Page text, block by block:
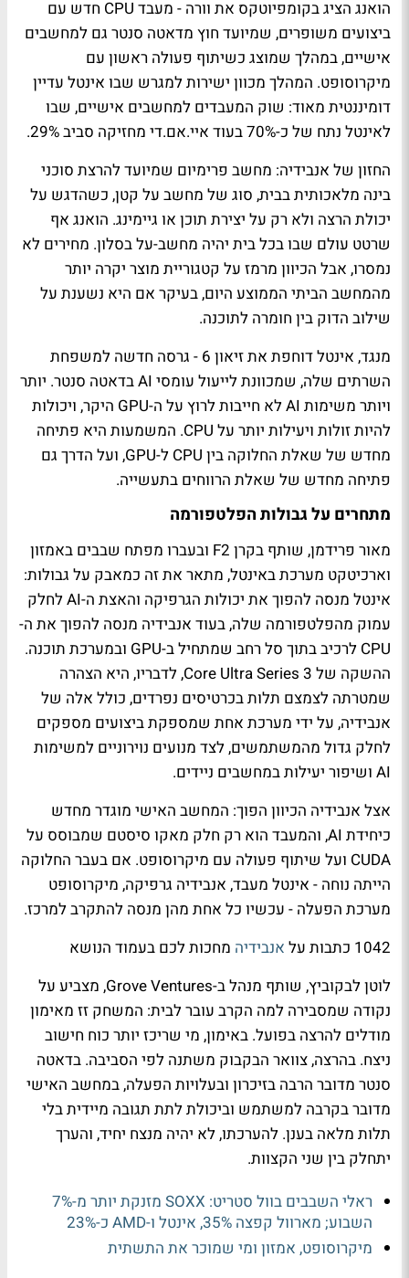
הואנג הציג בקומפיוטקס את וורה - מעבד CPU חדש עם
ביצועים משופרים, שמיועד חוץ מדאטה סנטר גם למחשבים
אישיים, במהלך שמוצג כשיתוף פעולה ראשון עם
מיקרוסופט. המהלך מכוון ישירות למגרש שבו אינטל עדיין
דומיננטית מאוד: שוק המעבדים למחשבים אישיים, שבו
לאינטל נתח של כ-70% בעוד איי.אם.די מחזיקה סביב 29%.
החזון של אנבידיה: מחשב פרימיום שמיועד להרצת סוכני
בינה מלאכותית בבית, סוג של מחשב על קטן, כשהדגש על
יכולת הרצה ולא רק על יצירת תוכן או גיימינג. הואנג אף
שרטט עולם שבו בכל בית יהיה מחשב-על בסלון. מחירים לא
נמסרו, אבל הכיוון מרמז על קטגוריית מוצר יקרה יותר
מהמחשב הביתי הממוצע היום, בעיקר אם היא נשענת על
שילוב הדוק בין חומרה לתוכנה.
מנגד, אינטל דוחפת את זיאון 6 - גרסה חדשה למשפחת
השרתים שלה, שמכוונת לייעול עומסי AI בדאטה סנטר. יותר
ויותר משימות AI לא חייבות לרוץ על ה-GPU היקר, ויכולות
להיות זולות ויעילות יותר על CPU. המשמעות היא פתיחה
מחדש של שאלת החלוקה בין CPU ל-GPU, ועל הדרך גם
פתיחה מחדש של שאלת הרווחים בתעשייה.
מתחרים על גבולות הפלטפורמה
מאור פרידמן, שותף בקרן F2 ובעברו מפתח שבבים באמזון
וארכיטקט מערכת באינטל, מתאר את זה כמאבק על גבולות:
אינטל מנסה להפוך את יכולות הגרפיקה והאצת ה-AI לחלק
עמוק מהפלטפורמה שלה, בעוד אנבידיה מנסה להפוך את ה-
CPU לרכיב בתוך סל רחב שמתחיל ב-GPU ובמערכת תוכנה.
ההשקה של Core Ultra Series 3, לדבריו, היא הצהרה
שמטרתה לצמצם תלות בכרטיסים נפרדים, כולל אלה של
אנבידיה, על ידי מערכת אחת שמספקת ביצועים מספקים
לחלק גדול מהמשתמשים, לצד מנועים נוירוניים למשימות
AI ושיפור יעילות במחשבים ניידים.
אצל אנבידיה הכיוון הפוך: המחשב האישי מוגדר מחדש
כיחידת AI, והמעבד הוא רק חלק מאקו סיסטם שמבוסס על
CUDA ועל שיתוף פעולה עם מיקרוסופט. אם בעבר החלוקה
הייתה נוחה - אינטל מעבד, אנבידיה גרפיקה, מיקרוסופט
מערכת הפעלה - עכשיו כל אחת מהן מנסה להתקרב למרכז.
1042 כתבות על
אנבידיה מחכות לכם בעמוד הנושא
לוטן לבקוביץ, שותף מנהל ב-Grove Ventures, מצביע על
נקודה שמסבירה למה הקרב עובר לבית: המשחק זז מאימון
מודלים להרצה בפועל. באימון, מי שריכז יותר כוח חישוב
ניצח. בהרצה, צוואר הבקבוק משתנה לפי הסביבה. בדאטה
סנטר מדובר הרבה בזיכרון ובעלויות הפעלה, במחשב האישי
מדובר בקרבה למשתמש וביכולת לתת תגובה מיידית בלי
תלות מלאה בענן. להערכתו, לא יהיה מנצח יחיד, והערך
יתחלק בין שני הקצוות.
ראלי השבבים בוול סטריט: SOXX מזנקת יותר מ-7%
השבוע; מארוול קפצה 35%, אינטל ו-AMD כ-23%
מיקרוסופט, אמזון ומי שמוכר את התשתית